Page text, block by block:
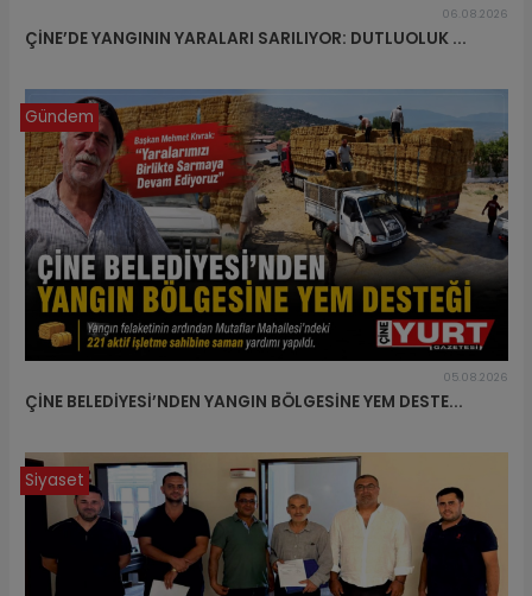
06.08.2026
ÇİNE’DE YANGININ YARALARI SARILIYOR: DUTLUOLUK ...
05.08.2026
ÇİNE BELEDİYESİ’NDEN YANGIN BÖLGESİNE YEM DESTE...
Gündem
Siyaset